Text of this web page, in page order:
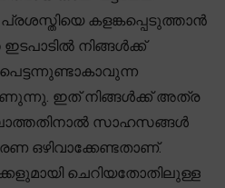
കളങ്കപ്പെടുത്താൻ
ഇടപാടിൽ നിങ്ങൾക്ക്
പെട്ടന്നുണ്ടാകാവുന്ന
ഇത് നിങ്ങൾക്ക് അത്ര
സാഹസങ്ങൾ
ഒഴിവാക്കേണ്ടതാണ്.
ചെറിയതോതിലുള്ള